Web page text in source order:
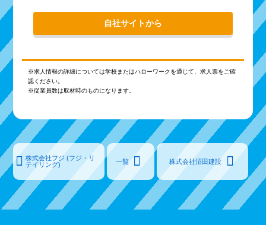
自社サイトから
※求人情報の詳細については学校またはハローワークを通じて、求人票をご確
認ください。
※従業員数は取材時のものになります。
株式会社フジ (フジ・リ
テイリング)
一覧 株式会社沼田建設